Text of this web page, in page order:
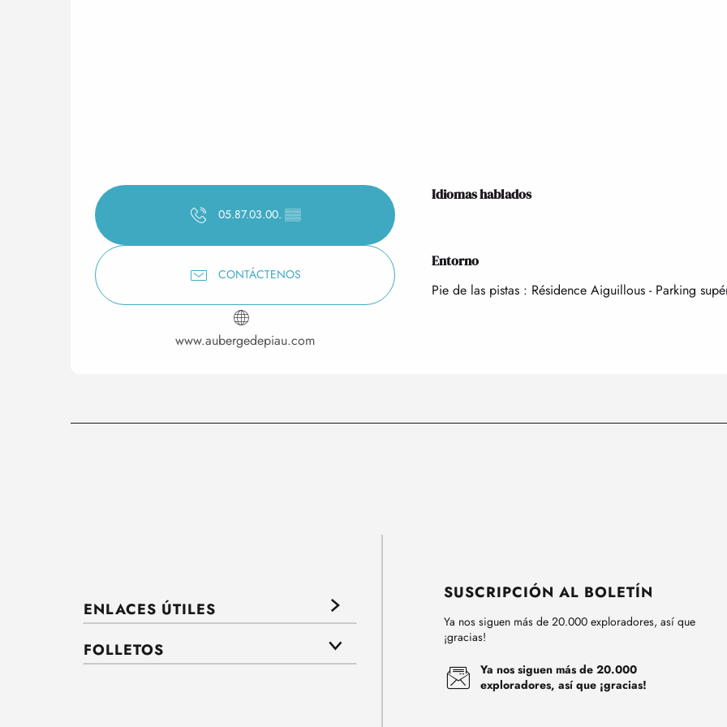
05.87.03.00. ▒▒
CONTÁCTENOS
www.aubergedepiau.com
Idiomas hablados
Idiomas hablados
Entorno
Entorno
Pie de las pistas : Résidence Aiguillous - Parking
ENLACES ÚTILES
FOLLETOS
SUSCRIPCIÓN AL BOLETÍN
Ya nos siguen más de 20.000 exploradores, así que
¡gracias!
Ya nos siguen más de 20.000
exploradores, así que ¡gracias!